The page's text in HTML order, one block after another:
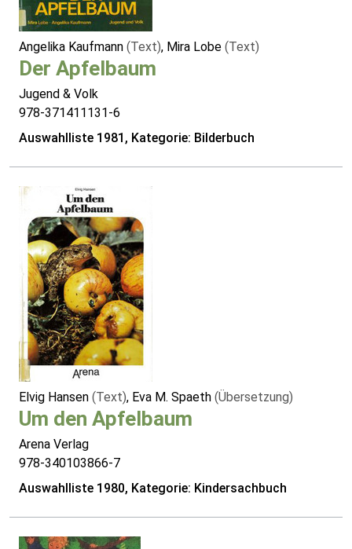
Angelika Kaufmann (Text), Mira Lobe (Text)
Der Apfelbaum
Jugend & Volk
978-371411131-6
Auswahlliste 1981, Kategorie: Bilderbuch
Elvig Hansen (Text), Eva M. Spaeth (Übersetzung)
Um den Apfelbaum
Arena Verlag
978-340103866-7
Auswahlliste 1980, Kategorie: Kindersachbuch